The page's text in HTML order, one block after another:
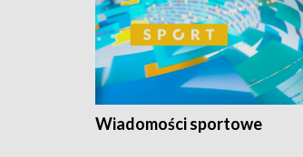
Wiadomości sportowe